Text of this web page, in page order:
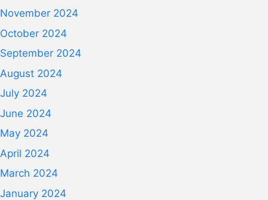
November 2024
October 2024
September 2024
August 2024
July 2024
June 2024
May 2024
April 2024
March 2024
January 2024